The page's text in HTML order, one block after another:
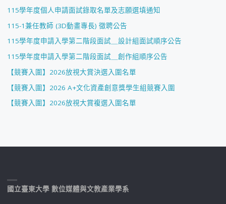
115學年度個人申請面試錄取名單及志願選填通知
115-1兼任教師 (3D動畫專長) 徵聘公告
115學年度申請入學第二階段面試＿設計組面試順序公告
115學年度申請入學第二階段面試＿創作組順序公告
【競賽入圍】2026放視大賞決選入圍名單
【競賽入圍】2026 A+文化資產創意獎學生組競賽入圍
【競賽入圍】2026放視大賞複選入圍名單
國立臺東大學 數位媒體與文教產業學系